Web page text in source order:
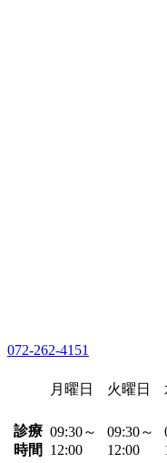
072-262-4151
月曜日 火曜日
診療
時間
09:30～
12:00
09:30～
12:00